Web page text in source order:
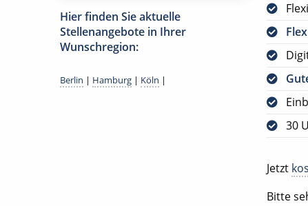
30
Jetzt
Bitte
Hier finden Sie aktuelle
Stellenangebote in Ihrer
Wunschregion:
Berlin | Hamburg | Köln |